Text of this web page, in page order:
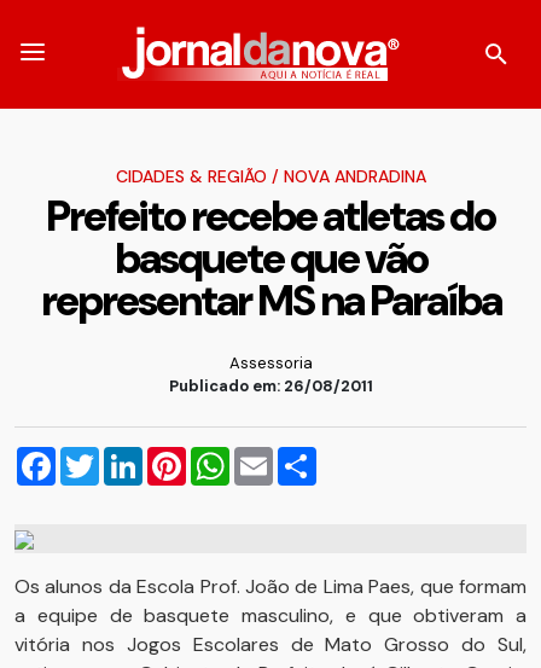
CIDADES & REGIÃO / NOVA ANDRADINA
Prefeito recebe atletas do
basquete que vão
representar MS na Paraíba
Assessoria
Publicado em: 26/08/2011
Facebook
TwitterLinkedInPinterestWhatsApp
Email
Os alunos da Escola Prof. João de Lima Paes, que formam
a equipe de basquete masculino, e que obtiveram a
vitória nos Jogos Escolares de Mato Grosso do Sul,